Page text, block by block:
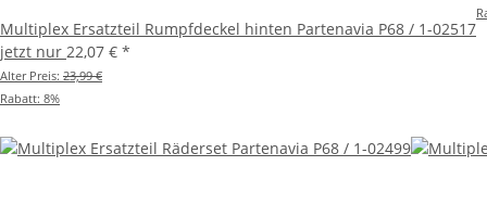
Multiplex Ersatzteil Rumpfdeckel hinten Partenavia P68 / 1-02517
jetzt nur 22,07 € *
Alter Preis: 23,99 €
Rabatt: 8%